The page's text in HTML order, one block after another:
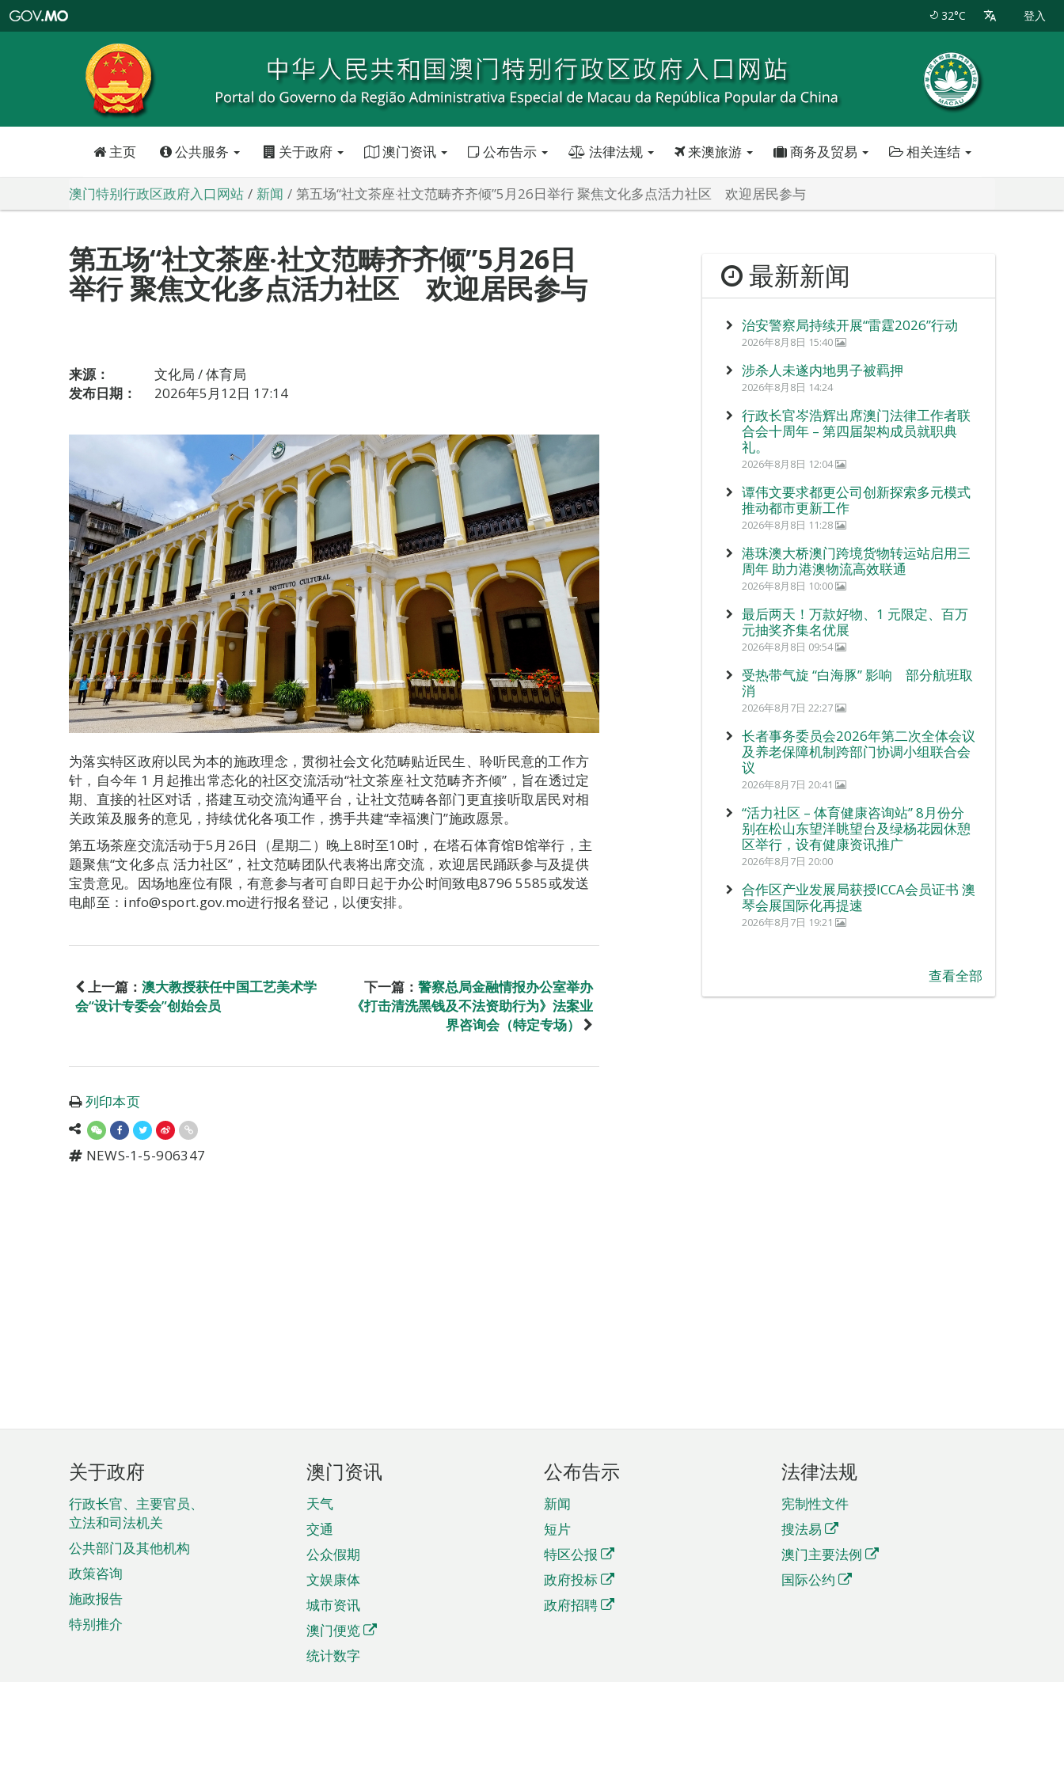
特
政
区
政
口
32°C 登入
主页 公共服务 关于政府 澳门资讯 公布告示 法律法规 来澳旅游 商务及贸易 相关连结
澳门特别行政区政府入口网站 新闻 第五场“社文茶座‧社文范畴齐齐倾”5月26日举行 聚焦文化多点活力社区 欢迎居民参与
第五场“社文茶座‧社文范畴齐齐倾”5月26日
举行 聚焦文化多点活力社区 欢迎居民参与
来源：
文化局 / 体育局
发布日期：
2026年5月12日 17:14
为落实特区政府以民为本的施政理念，贯彻社会文化范畴贴近民生、聆听民意的工作方
针，自今年 1 月起推出常态化的社区交流活动“社文茶座‧社文范畴齐齐倾”，旨在透过定
期、直接的社区对话，搭建互动交流沟通平台，让社文范畴各部门更直接听取居民对相
关政策及服务的意见，持续优化各项工作，携手共建“幸福澳门”施政愿景。
第五场茶座交流活动于5月26日（星期二）晚上8时至10时，在塔石体育馆B馆举行，主
题聚焦“文化多点 活力社区”，社文范畴团队代表将出席交流，欢迎居民踊跃参与及提供
宝贵意见。因场地座位有限，有意参与者可自即日起于办公时间致电8796 5585或发送
电邮至：info@sport.gov.mo进行报名登记，以便安排。
上一篇： 澳大教授获任中国工艺美术学
会“设计专委会”创始会员
下一篇： 警察总局金融情报办公室举办
《打击清洗黑钱及不法资助行为》法案业
界咨询会（特定专场）
列印本页
NEWS-1-5-906347
最新新闻
治安警察局持续开展“雷霆2026”行动
2026年8月8日 15:40
涉杀人未遂内地男子被羁押
2026年8月8日 14:24
行政长官岑浩辉出席澳门法律工作者联
合会十周年 – 第四届架构成员就职典
礼。
2026年8月8日 12:04
谭伟文要求都更公司创新探索多元模式
推动都市更新工作
2026年8月8日 11:28
港珠澳大桥澳门跨境货物转运站启用三
周年 助力港澳物流高效联通
2026年8月8日 10:00
最后两天！万款好物、1 元限定、百万
元抽奖齐集名优展
2026年8月8日 09:54
受热带气旋 “白海豚” 影响 部分航班取
消
2026年8月7日 22:27
长者事务委员会2026年第二次全体会议
及养老保障机制跨部门协调小组联合会
议
2026年8月7日 20:41
“活力社区 – 体育健康咨询站” 8月份分
别在松山东望洋眺望台及绿杨花园休憩
区举行，设有健康资讯推广
2026年8月7日 20:00
合作区产业发展局获授ICCA会员证书 澳
琴会展国际化再提速
2026年8月7日 19:21
查看全部
页
脚
菜
单
关于政府
行政长官、主要官员、
立法和司法机关
公共部门及其他机构
政策咨询
施政报告
特别推介
澳门资讯
天气
交通
公众假期
文娱康体
城市资讯
澳门便览
统计数字
公布告示
新闻
短片
特区公报
政府投标
政府招聘
法律法规
宪制性文件
搜法易
澳门主要法例
国际公约